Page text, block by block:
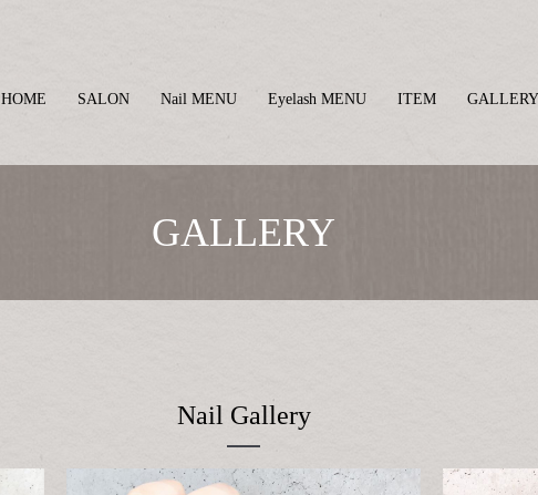
HOME SALON Nail MENU Eyelash MENU ITEM GALLERY
GALLERY
Nail Gallery